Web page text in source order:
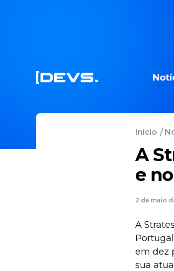
Início /
A
e
2 de maio
A
em dez
sua